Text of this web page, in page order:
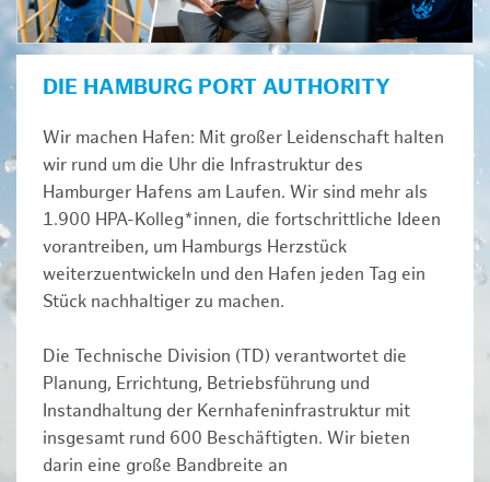
DIE HAMBURG PORT AUTHORITY
Wir machen Hafen: Mit großer Leidenschaft halten
wir rund um die Uhr die Infrastruktur des
Hamburger Hafens am Laufen. Wir sind mehr als
1.900 HPA-Kolleg*innen, die fortschrittliche Ideen
vorantreiben, um Hamburgs Herzstück
weiterzuentwickeln und den Hafen jeden Tag ein
Stück nachhaltiger zu machen.
Die Technische Division (TD) verantwortet die
Planung, Errichtung, Betriebsführung und
Instandhaltung der Kernhafeninfrastruktur mit
insgesamt rund 600 Beschäftigten. Wir bieten
darin eine große Bandbreite an